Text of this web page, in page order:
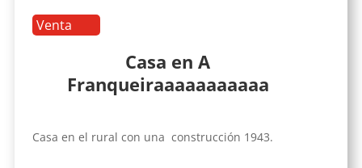
Venta
Casa en A
Franqueiraaaaaaaaaaa
Casa en el rural con una construcción 1943.